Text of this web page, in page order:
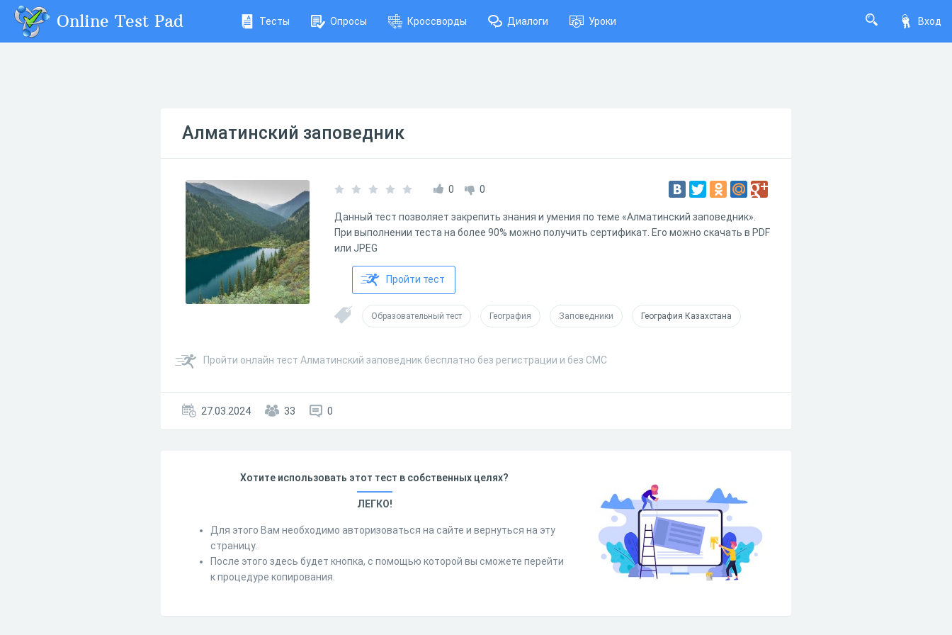
Вход
Online Test Pad Тесты Опросы Кроссворды Диалоги Уроки
Алматинский заповедник
0 0
Данный тест позволяет закрепить знания и умения по теме «Алматинский заповедник».
При выполнении теста на более 90% можно получить сертификат. Его можно скачать в PDF
или JPEG
Пройти тест
Образовательный тест География Заповедники География Казахстана
Пройти онлайн тест Алматинский заповедник бесплатно без регистрации и без СМС
27.03.2024 33 0
Хотите использовать этот тест в собственных целях?
ЛЕГКО!
Для этого Вам необходимо авторизоваться на сайте и вернуться на эту
страницу.
После этого здесь будет кнопка, с помощью которой вы сможете перейти
к процедуре копирования.